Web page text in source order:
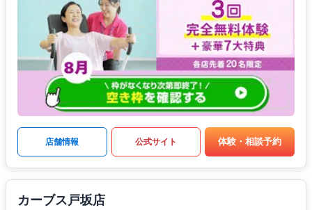
店舗情報 公式サイト 体験・相談予約
カーブス戸坂店